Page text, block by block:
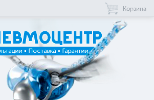
Корзина